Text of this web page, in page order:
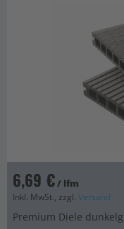
6,69 €/ lfm
Inkl. MwSt., zzgl. Versand
Premium Diele